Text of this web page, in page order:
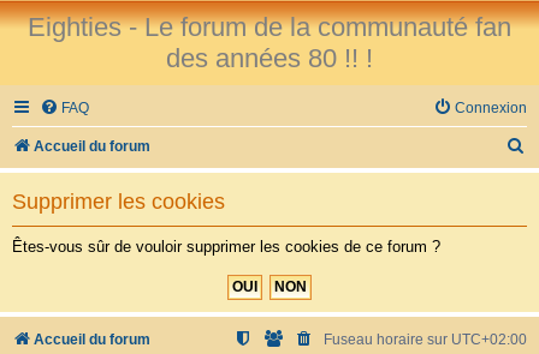
Eighties - Le forum de la communauté fan
des années 80 !! !
FAQ Connexion
Accueil du forum
e
Supprimer les cookies
Êtes-vous sûr de vouloir supprimer les cookies de ce forum ?
Accueil du forum Fuseau horaire sur UTC+02:00